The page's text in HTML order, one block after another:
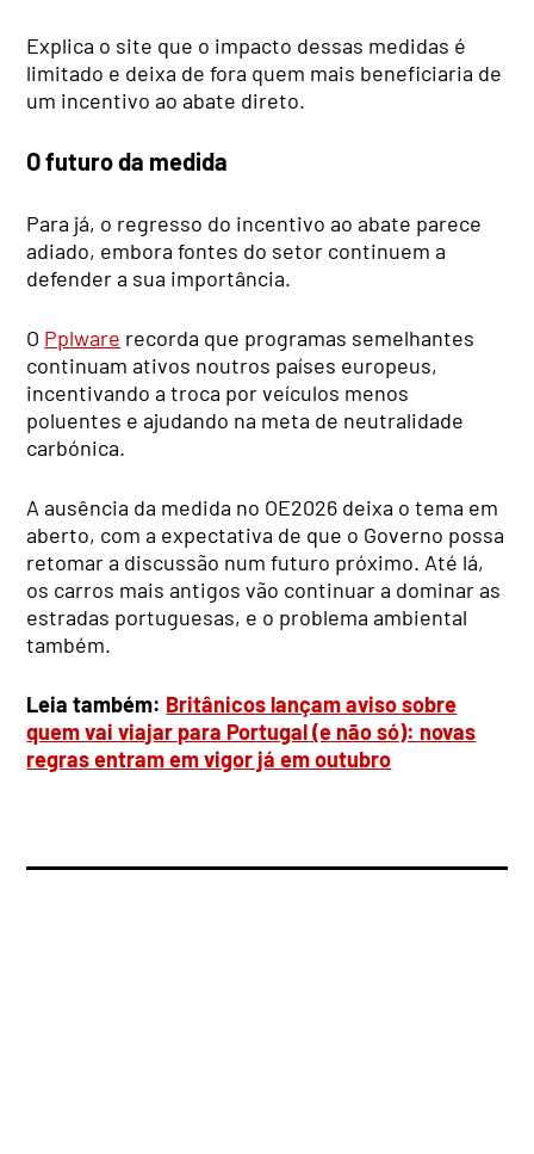
Explica o site que o impacto dessas medidas é
limitado e deixa de fora quem mais beneficiaria de
um incentivo ao abate direto.
O futuro da medida
Para já, o regresso do incentivo ao abate parece
adiado, embora fontes do setor continuem a
defender a sua importância.
O Pplware recorda que programas semelhantes
continuam ativos noutros países europeus,
incentivando a troca por veículos menos
poluentes e ajudando na meta de neutralidade
carbónica.
A ausência da medida no OE2026 deixa o tema em
aberto, com a expectativa de que o Governo possa
retomar a discussão num futuro próximo. Até lá,
os carros mais antigos vão continuar a dominar as
estradas portuguesas, e o problema ambiental
também.
Leia também: Britânicos lançam aviso sobre
quem vai viajar para Portugal (e não só): novas
regras entram em vigor já em outubro